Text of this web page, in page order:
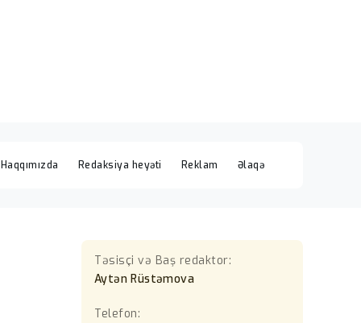
Haqqımızda Redaksiya heyəti Reklam Əlaqə
Təsisçi və Baş redaktor:
Aytən Rüstəmova
Telefon: